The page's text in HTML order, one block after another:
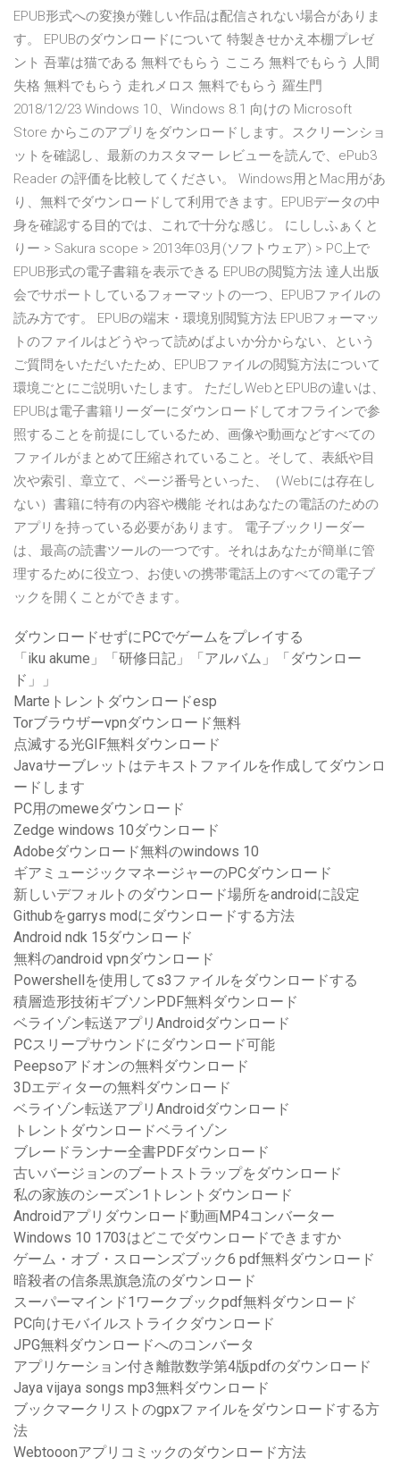
EPUB形式への変換が難しい作品は配信されない場合がありま
す。 EPUBのダウンロードについて 特製きせかえ本棚プレゼ
ント 吾輩は猫である 無料でもらう こころ 無料でもらう 人間
失格 無料でもらう 走れメロス 無料でもらう 羅生門
2018/12/23 Windows 10、Windows 8.1 向けの Microsoft
Store からこのアプリをダウンロードします。スクリーンショ
ットを確認し、最新のカスタマー レビューを読んで、ePub3
Reader の評価を比較してください。 Windows用とMac用があ
り、無料でダウンロードして利用できます。EPUBデータの中
身を確認する目的では、これで十分な感じ。 にししふぁくと
りー > Sakura scope > 2013年03月(ソフトウェア) > PC上で
EPUB形式の電子書籍を表示できる EPUBの閲覧方法 達人出版
会でサポートしているフォーマットの一つ、EPUBファイルの
読み方です。 EPUBの端末・環境別閲覧方法 EPUBフォーマッ
トのファイルはどうやって読めばよいか分からない、という
ご質問をいただいたため、EPUBファイルの閲覧方法について
環境ごとにご説明いたします。 ただしWebとEPUBの違いは、
EPUBは電子書籍リーダーにダウンロードしてオフラインで参
照することを前提にしているため、画像や動画などすべての
ファイルがまとめて圧縮されていること。そして、表紙や目
次や索引、章立て、ページ番号といった、（Webには存在し
ない）書籍に特有の内容や機能 それはあなたの電話のための
アプリを持っている必要があります。 電子ブックリーダー
は、最高の読書ツールの一つです。それはあなたが簡単に管
理するために役立つ、お使いの携帯電話上のすべての電子ブ
ックを開くことができます。
ダウンロードせずにPCでゲームをプレイする
「iku akume」「研修日記」「アルバム」「ダウンロー
ド」」
Marteトレントダウンロードesp
Torブラウザーvpnダウンロード無料
点滅する光GIF無料ダウンロード
Javaサーブレットはテキストファイルを作成してダウンロ
ードします
PC用のmeweダウンロード
Zedge windows 10ダウンロード
Adobeダウンロード無料のwindows 10
ギアミュージックマネージャーのPCダウンロード
新しいデフォルトのダウンロード場所をandroidに設定
Githubをgarrys modにダウンロードする方法
Android ndk 15ダウンロード
無料のandroid vpnダウンロード
Powershellを使用してs3ファイルをダウンロードする
積層造形技術ギブソンPDF無料ダウンロード
ベライゾン転送アプリAndroidダウンロード
PCスリープサウンドにダウンロード可能
Peepsoアドオンの無料ダウンロード
3Dエディターの無料ダウンロード
ベライゾン転送アプリAndroidダウンロード
トレントダウンロードベライゾン
ブレードランナー全書PDFダウンロード
古いバージョンのブートストラップをダウンロード
私の家族のシーズン1トレントダウンロード
Androidアプリダウンロード動画MP4コンバーター
Windows 10 1703はどこでダウンロードできますか
ゲーム・オブ・スローンズブック6 pdf無料ダウンロード
暗殺者の信条黒旗急流のダウンロード
スーパーマインド1ワークブックpdf無料ダウンロード
PC向けモバイルストライクダウンロード
JPG無料ダウンロードへのコンバータ
アプリケーション付き離散数学第4版pdfのダウンロード
Jaya vijaya songs mp3無料ダウンロード
ブックマークリストのgpxファイルをダウンロードする方
法
Webtooonアプリコミックのダウンロード方法